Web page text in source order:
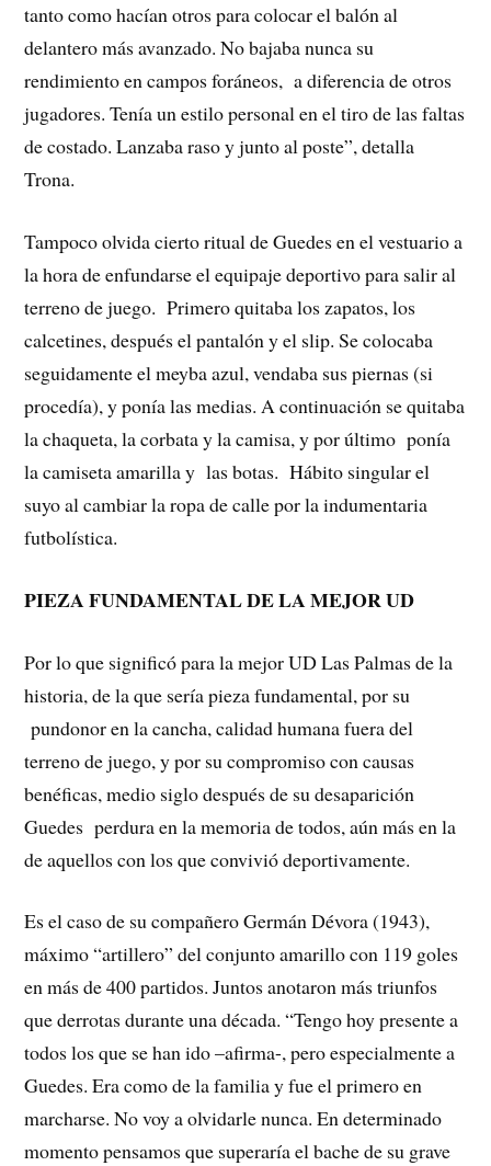
tanto como hacían otros para colocar el balón al
delantero más avanzado. No bajaba nunca su
rendimiento en campos foráneos, a diferencia de otros
jugadores. Tenía un estilo personal en el tiro de las faltas
de costado. Lanzaba raso y junto al poste”, detalla
Trona.
Tampoco olvida cierto ritual de Guedes en el vestuario a
la hora de enfundarse el equipaje deportivo para salir al
terreno de juego. Primero quitaba los zapatos, los
calcetines, después el pantalón y el slip. Se colocaba
seguidamente el meyba azul, vendaba sus piernas (si
procedía), y ponía las medias. A continuación se quitaba
la chaqueta, la corbata y la camisa, y por último ponía
la camiseta amarilla y las botas. Hábito singular el
suyo al cambiar la ropa de calle por la indumentaria
futbolística.
PIEZA FUNDAMENTAL DE LA MEJOR UD
Por lo que significó para la mejor UD Las Palmas de la
historia, de la que sería pieza fundamental, por su
pundonor en la cancha, calidad humana fuera del
terreno de juego, y por su compromiso con causas
benéficas, medio siglo después de su desaparición
Guedes perdura en la memoria de todos, aún más en la
de aquellos con los que convivió deportivamente.
Es el caso de su compañero Germán Dévora (1943),
máximo “artillero” del conjunto amarillo con 119 goles
en más de 400 partidos. Juntos anotaron más triunfos
que derrotas durante una década. “Tengo hoy presente a
todos los que se han ido –afirma-, pero especialmente a
Guedes. Era como de la familia y fue el primero en
marcharse. No voy a olvidarle nunca. En determinado
momento pensamos que superaría el bache de su grave